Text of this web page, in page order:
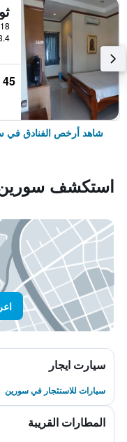
3.4 كيلومتر عن
45 ﷼
شاهد أرخص الفنادق في
استكشف
سيارت ايجار
سيارات للاستئجار في سورين
المطارات القريبة